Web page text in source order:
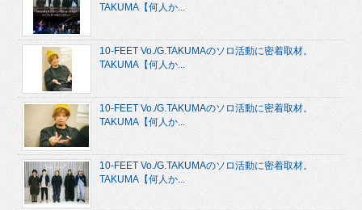
TAKUMA【何人か...
10-FEET Vo./G.TAKUMAのソロ活動に密着取材。
TAKUMA【何人か...
10-FEET Vo./G.TAKUMAのソロ活動に密着取材。
TAKUMA【何人か...
10-FEET Vo./G.TAKUMAのソロ活動に密着取材。
TAKUMA【何人か...